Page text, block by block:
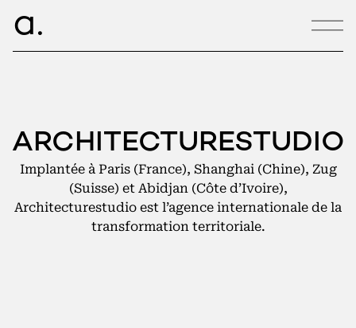
a
ARCHITECTURESTUDIO
Implantée à Paris (France), Shanghai (Chine), Zug
(Suisse) et Abidjan (Côte d’Ivoire),
Architecturestudio est l’agence internationale de la
transformation territoriale.
hello@armance.co
+33 1 40 57 00 00